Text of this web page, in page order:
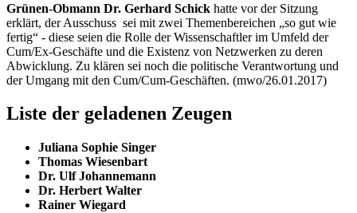
Grünen-Obmann Dr. Gerhard Schick hatte vor der Sitzung
erklärt, der Ausschuss sei mit zwei Themenbereichen „so gut wie
fertig“ - diese seien die Rolle der Wissenschaftler im Umfeld der
Cum/Ex-Geschäfte und die Existenz von Netzwerken zu deren
Abwicklung. Zu klären sei noch die politische Verantwortung und
der Umgang mit den Cum/Cum-Geschäften. (mwo/26.01.2017)
Liste der geladenen Zeugen
Juliana Sophie Singer
Thomas Wiesenbart
Dr. Ulf Johannemann
Dr. Herbert Walter
Rainer Wiegard